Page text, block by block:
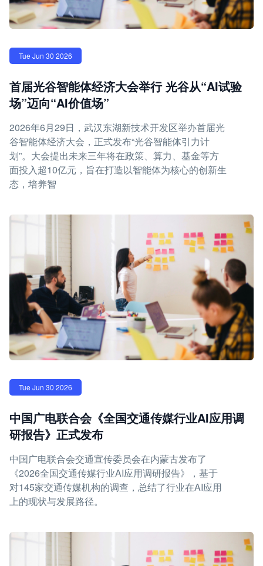
Tue Jun 30 2026
首届光谷智能体经济大会举行 光谷从“AI试验
场”迈向“AI价值场”
2026年6月29日，武汉东湖新技术开发区举办首届光
谷智能体经济大会，正式发布“光谷智能体引力计
划”。大会提出未来三年将在政策、算力、基金等方
面投入超10亿元，旨在打造以智能体为核心的创新生
态，培养智
Tue Jun 30 2026
中国广电联合会《全国交通传媒行业AI应用调
研报告》正式发布
中国广电联合会交通宣传委员会在内蒙古发布了
《2026全国交通传媒行业AI应用调研报告》，基于
对145家交通传媒机构的调查，总结了行业在AI应用
上的现状与发展路径。